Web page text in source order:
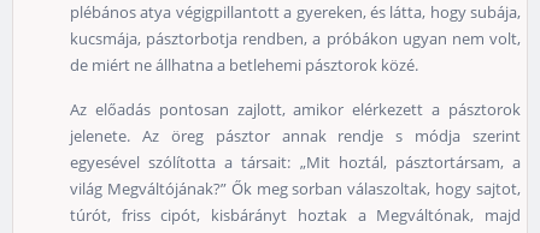
plébános atya végigpillantott a gyereken, és látta, hogy subája,
kucsmája, pásztorbotja rendben, a próbákon ugyan nem volt,
de miért ne állhatna a betlehemi pásztorok közé.
Az előadás pontosan zajlott, amikor elérkezett a pásztorok
jelenete. Az öreg pásztor annak rendje s módja szerint
egyesével szólította a társait: „Mit hoztál, pásztortársam, a
világ Megváltójának?” Ők meg sorban válaszoltak, hogy sajtot,
túrót, friss cipót, kisbárányt hoztak a Megváltónak, majd